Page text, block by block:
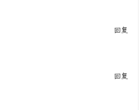
回复
回复